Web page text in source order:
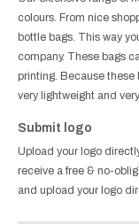
colours. From nice
bottle bags. This way
company. These bags
printing. Because these
very lightweight and
Submit logo
Upload your logo
receive a free & no-
and upload your logo